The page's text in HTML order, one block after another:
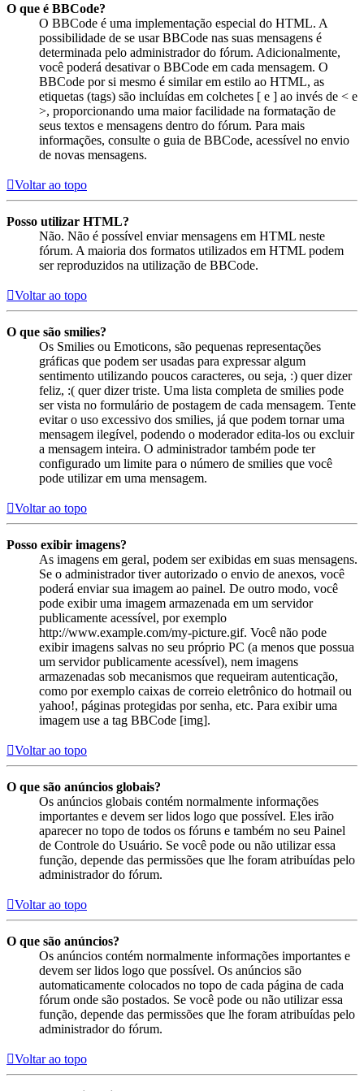
O que é BBCode?
O BBCode é uma implementação especial do HTML. A
possibilidade de se usar BBCode nas suas mensagens é
determinada pelo administrador do fórum. Adicionalmente,
você poderá desativar o BBCode em cada mensagem. O
BBCode por si mesmo é similar em estilo ao HTML, as
etiquetas (tags) são incluídas em colchetes [ e ] ao invés de < e
>, proporcionando uma maior facilidade na formatação de
seus textos e mensagens dentro do fórum. Para mais
informações, consulte o guia de BBCode, acessível no envio
de novas mensagens.
Voltar ao topo
Posso utilizar HTML?
Não. Não é possível enviar mensagens em HTML neste
fórum. A maioria dos formatos utilizados em HTML podem
ser reproduzidos na utilização de BBCode.
Voltar ao topo
O que são smilies?
Os Smilies ou Emoticons, são pequenas representações
gráficas que podem ser usadas para expressar algum
sentimento utilizando poucos caracteres, ou seja, :) quer dizer
feliz, :( quer dizer triste. Uma lista completa de smilies pode
ser vista no formulário de postagem de cada mensagem. Tente
evitar o uso excessivo dos smilies, já que podem tornar uma
mensagem ilegível, podendo o moderador edita-los ou excluir
a mensagem inteira. O administrador também pode ter
configurado um limite para o número de smilies que você
pode utilizar em uma mensagem.
Voltar ao topo
Posso exibir imagens?
As imagens em geral, podem ser exibidas em suas mensagens.
Se o administrador tiver autorizado o envio de anexos, você
poderá enviar sua imagem ao painel. De outro modo, você
pode exibir uma imagem armazenada em um servidor
publicamente acessível, por exemplo
http://www.example.com/my-picture.gif. Você não pode
exibir imagens salvas no seu próprio PC (a menos que possua
um servidor publicamente acessível), nem imagens
armazenadas sob mecanismos que requeiram autenticação,
como por exemplo caixas de correio eletrônico do hotmail ou
yahoo!, páginas protegidas por senha, etc. Para exibir uma
imagem use a tag BBCode [img].
Voltar ao topo
O que são anúncios globais?
Os anúncios globais contém normalmente informações
importantes e devem ser lidos logo que possível. Eles irão
aparecer no topo de todos os fóruns e também no seu Painel
de Controle do Usuário. Se você pode ou não utilizar essa
função, depende das permissões que lhe foram atribuídas pelo
administrador do fórum.
Voltar ao topo
O que são anúncios?
Os anúncios contém normalmente informações importantes e
devem ser lidos logo que possível. Os anúncios são
automaticamente colocados no topo de cada página de cada
fórum onde são postados. Se você pode ou não utilizar essa
função, depende das permissões que lhe foram atribuídas pelo
administrador do fórum.
Voltar ao topo